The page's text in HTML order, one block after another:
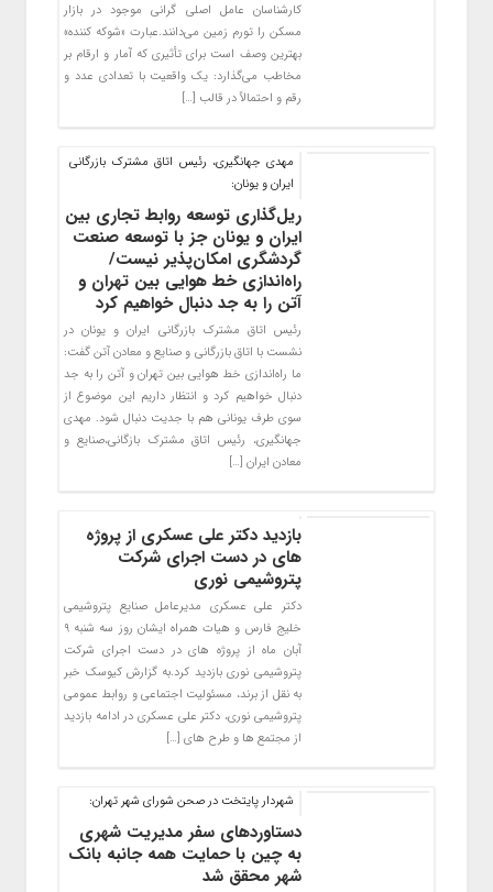
کارشناسان عامل اصلی گرانی موجود در بازار
مسکن را تورم زمین می‌دانند.عبارت «شوکه کننده»
بهترین وصف است برای تأثیری که آمار و ارقام بر
مخاطب می‌گذارد: یک واقعیت با تعدادی عدد و
رقم و احتمالاً در قالب […]
مهدی جهانگیری، رئیس اتاق مشترک بازرگانی
ایران و یونان:
ریل‌گذاری توسعه روابط تجاری بین
ایران و یونان جز با توسعه صنعت
گردشگری امکان‌پذیر نیست/
راه‌اندازی خط هوایی بین تهران و
آتن را به جد دنبال خواهیم کرد
رئیس اتاق مشترک بازرگانی ایران و یونان در
نشست با اتاق بازرگانی و صنایع و معادن آتن گفت:
ما راه‌اندازی خط هوایی بین تهران و آتن را به جد
دنبال خواهیم کرد و انتظار داریم این موضوع از
سوی طرف یونانی هم با جدیت دنبال شود. مهدی
جهانگیری، رئیس اتاق مشترک بازگانی،صنایع و
معادن ایران […]
بازدید دکتر علی عسکری از پروژه
های در دست اجرای شرکت
پتروشیمی نوری
دکتر علی عسکری مدیرعامل صنایع پتروشیمی
خلیج فارس و هیات همراه ایشان روز سه شنبه ۹
آبان ماه از پروژه های در دست اجرای شرکت
پتروشیمی نوری بازدید کرد.به گزارش کیوسک خبر
به نقل از برند، مسئولیت اجتماعی و روابط عمومی
پتروشیمی نوری، دکتر علی عسکری در ادامه بازدید
از مجتمع ها و طرح های […]
شهردار پایتخت در صحن شورای شهر تهران:
دستاوردهای سفر مدیریت شهری
به چین با حمایت همه جانبه بانک
شهر محقق شد